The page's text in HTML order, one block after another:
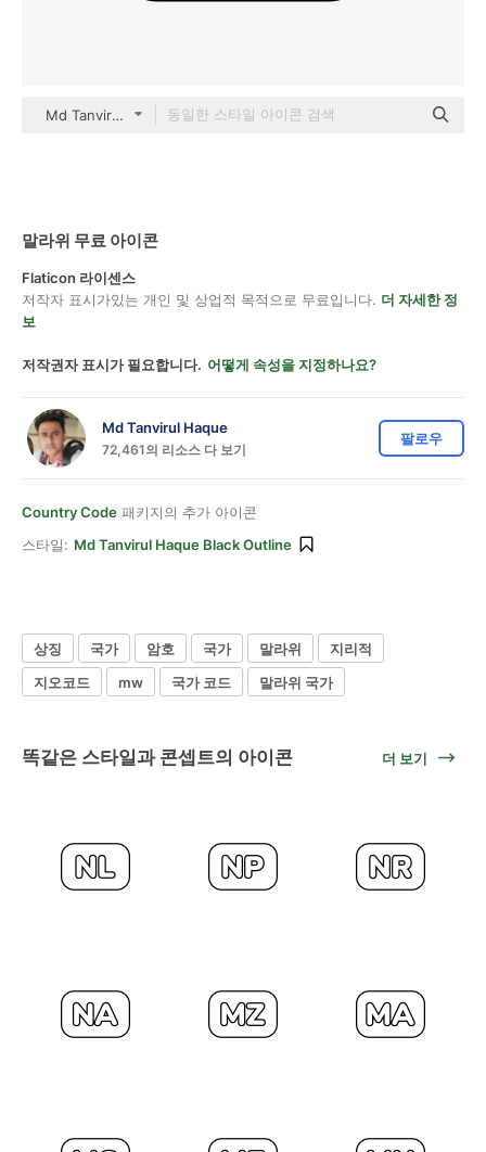
Md Tanvirul Haque black outline
말라위 무료 아이콘
Flaticon 라이센스
저작자 표시가있는 개인 및 상업적 목적으로 무료입니다. 더 자세한 정
보
저작권자 표시가 필요합니다. 어떻게 속성을 지정하나요?
Md Tanvirul Haque
72,461의 리소스 다 보기
팔로우
Country Code 패키지의 추가 아이콘
스타일: Md Tanvirul Haque Black Outline
상징 국가 암호 국가 말라위
지리적
지오코드
mw 국가 코드 말라위 국가
똑같은 스타일과 콘셉트의 아이콘 더 보기